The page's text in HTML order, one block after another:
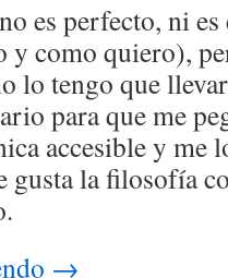
es perfecto, ni
y como quiero),
lo tengo que
para que me
accesible y me
gusta la filosofía
→